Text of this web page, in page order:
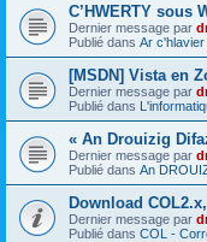
C’HWERTY sous
Dernier message par
Publié dans Ar
[MSDN] Vista en
Dernier message par
Publié dans
« An Drouizig
Dernier message par
Publié dans An
Download
Dernier message par
Publié dans COL -